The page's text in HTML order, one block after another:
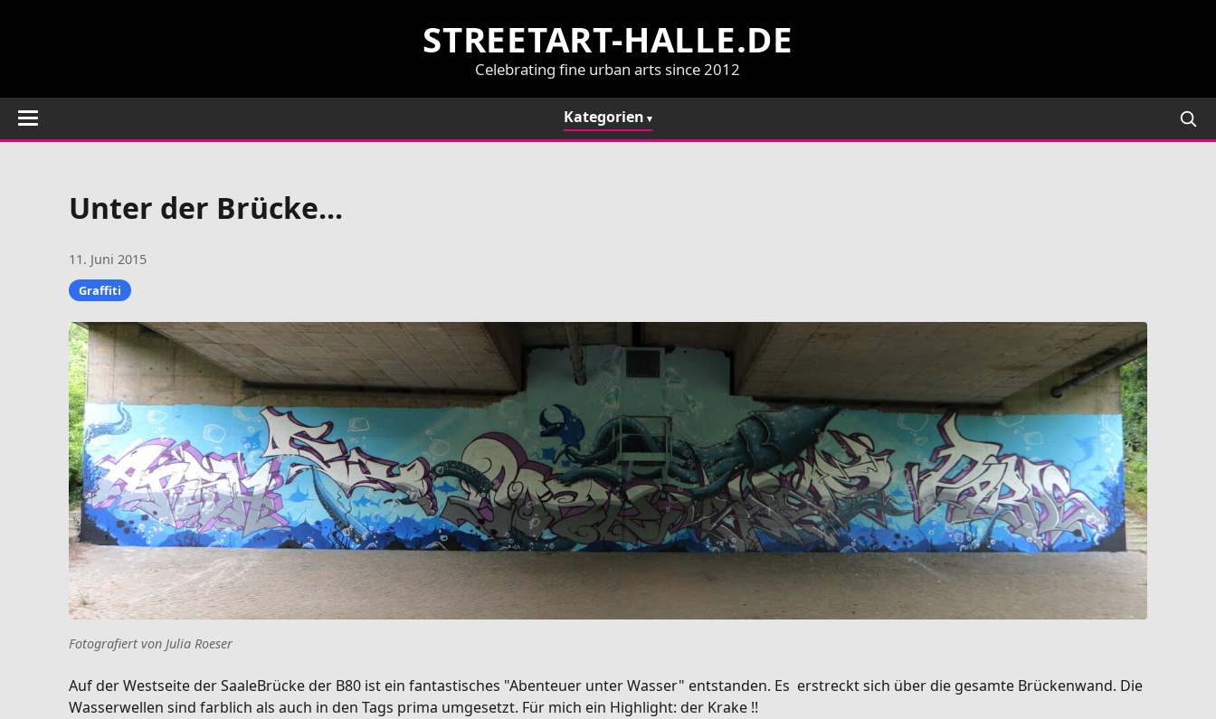
STREETART-HALLE.DE
Celebrating fine urban arts since 2012
Kategorien
Unter der Brücke...
11. Juni 2015
Graffiti
Fotografiert von Julia Roeser
Auf der Westseite der SaaleBrücke der B80 ist ein fantastisches "Abenteuer unter Wasser" entstanden. Es erstreckt sich über die gesamte Brückenwand. Die
Wasserwellen sind farblich als auch in den Tags prima umgesetzt. Für mich ein Highlight: der Krake !!